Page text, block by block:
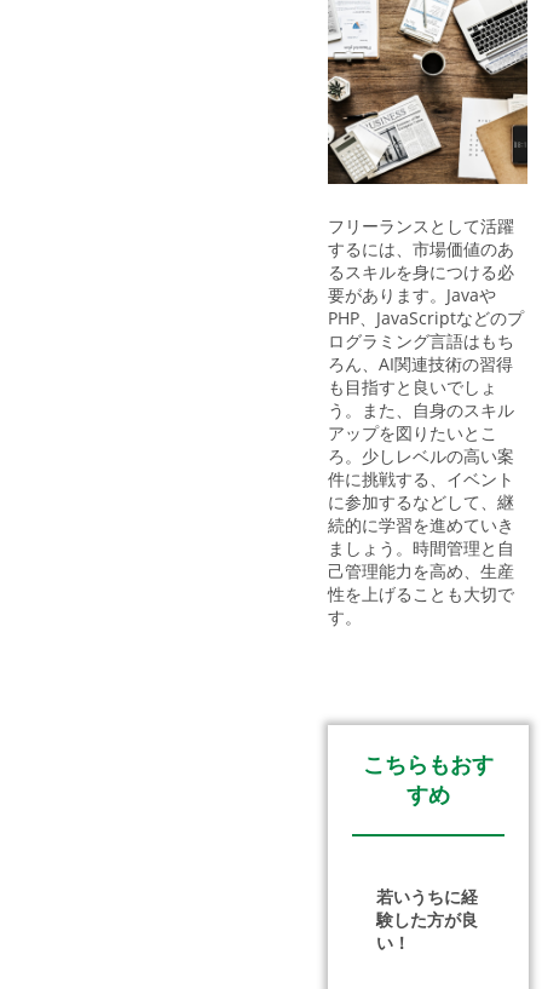
フリーランスとして活躍
するには、市場価値のあ
るスキルを身につける必
要があります。Javaや
PHP、JavaScriptなどのプ
ログラミング言語はもち
ろん、AI関連技術の習得
も目指すと良いでしょ
う。また、自身のスキル
アップを図りたいとこ
ろ。少しレベルの高い案
件に挑戦する、イベント
に参加するなどして、継
続的に学習を進めていき
ましょう。時間管理と自
己管理能力を高め、生産
性を上げることも大切で
す。
こちらもおす
すめ
若いうちに経
験した方が良
い！